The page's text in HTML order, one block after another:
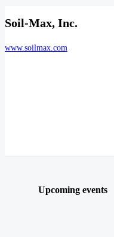
Soil-Max, Inc.
www.soilmax.com
Upcoming events